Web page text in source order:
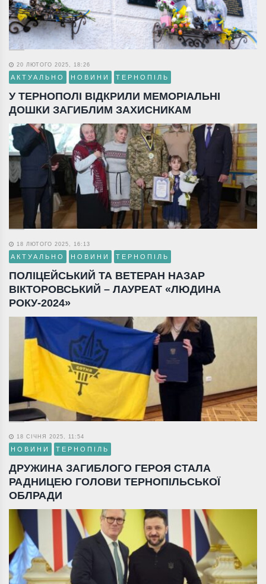
20 ЛЮТОГО 2025, 18:26
АКТУАЛЬНО НОВИНИ ТЕРНОПІЛЬ
У ТЕРНОПОЛІ ВІДКРИЛИ МЕМОРІАЛЬНІ
ДОШКИ ЗАГИБЛИМ ЗАХИСНИКАМ
18 ЛЮТОГО 2025, 16:13
АКТУАЛЬНО НОВИНИ ТЕРНОПІЛЬ
ПОЛІЦЕЙСЬКИЙ ТА ВЕТЕРАН НАЗАР
ВІКТОРОВСЬКИЙ – ЛАУРЕАТ «ЛЮДИНА
РОКУ-2024»
18 СІЧНЯ 2025, 11:54
НОВИНИ ТЕРНОПІЛЬ
ДРУЖИНА ЗАГИБЛОГО ГЕРОЯ СТАЛА
РАДНИЦЕЮ ГОЛОВИ ТЕРНОПІЛЬСЬКОЇ
ОБЛРАДИ